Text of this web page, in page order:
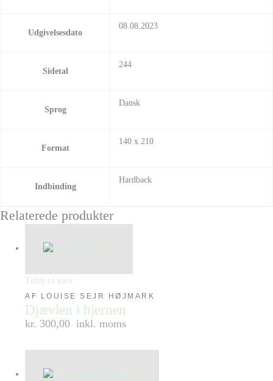
Udgivelsesdato
08.08.2023
Sidetal
244
Sprog
Dansk
Format
140 x 210
Indbinding
Hardback
Relaterede produkter
Tilføj til kurv
AF LOUISE SEJR HØJMARK
Djævlen i hjernen
kr. 300,00 inkl. moms